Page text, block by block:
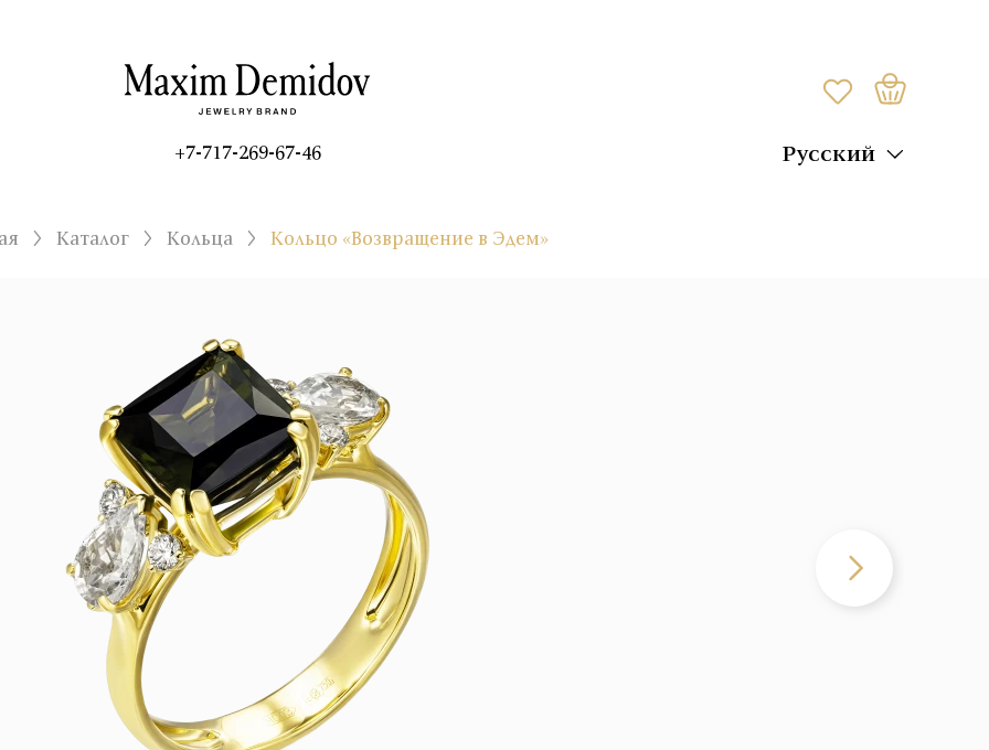
+7-717-269-67-46 Русский
Каталог Кольца Кольцо «Возвращение в Эдем»